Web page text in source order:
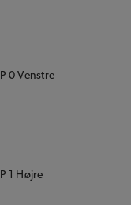
P 0 Venstre
P 1 Højre